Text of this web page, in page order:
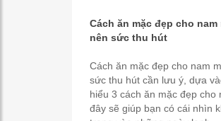
Cách ăn mặc đẹp cho
nên sức thu hút
Cách ăn mặc đẹp cho nam
sức thu hút cần lưu ý, dựa
hiểu 3 cách ăn mặc đẹp
đây sẽ giúp bạn có cái nhìn